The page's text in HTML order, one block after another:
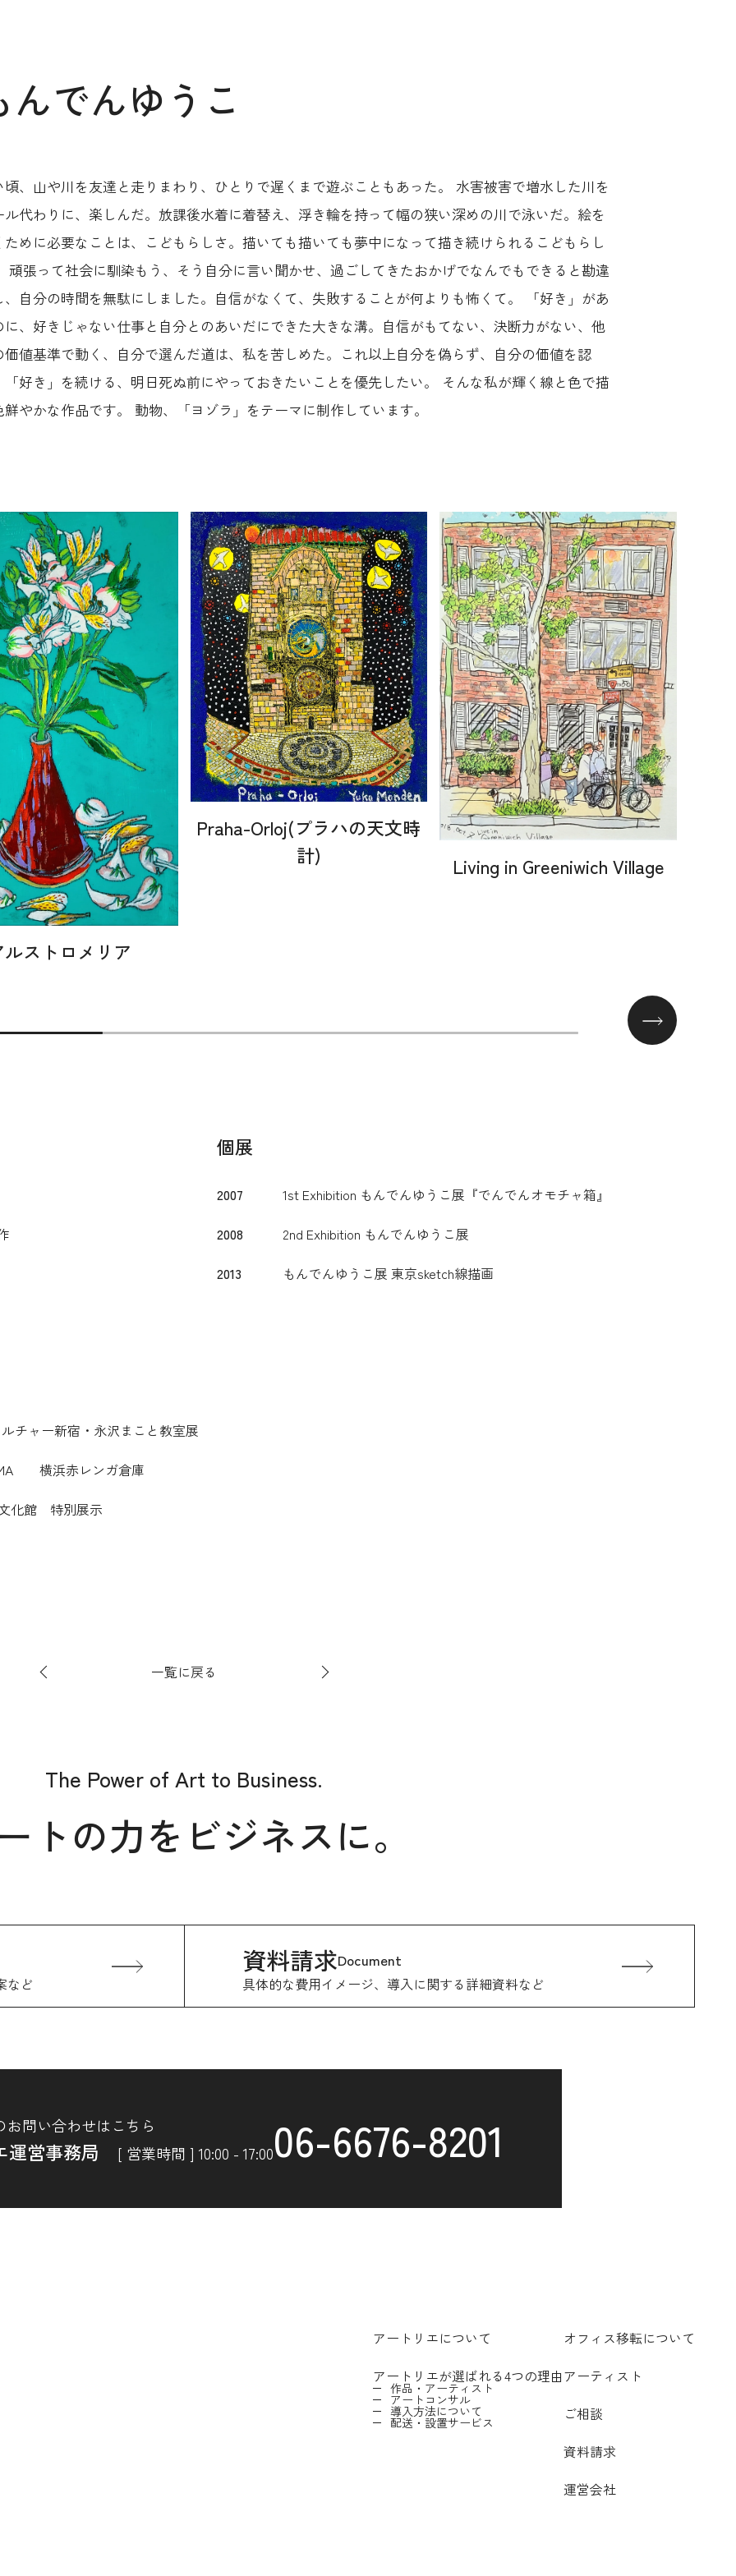
んでんゆうこ
頃、山や川を友達と走りまわり、ひとりで遅くまで遊ぶこともあった。 水害被害で増水した川を
ル代わりに、楽しんだ。放課後水着に着替え、浮き輪を持って幅の狭い深めの川で泳いだ。絵を
ために必要なことは、こどもらしさ。描いても描いても夢中になって描き続けられるこどもらし
頑張って社会に馴染もう、そう自分に言い聞かせ、過ごしてきたおかげでなんでもできると勘違
、自分の時間を無駄にしました。自信がなくて、失敗することが何よりも怖くて。 「好き」があ
に、好きじゃない仕事と自分とのあいだにできた大きな溝。自信がもてない、決断力がない、他
価値基準で動く、自分で選んだ道は、私を苦しめた。これ以上自分を偽らず、自分の価値を認
「好き」を続ける、明日死ぬ前にやっておきたいことを優先したい。 そんな私が輝く線と色で描
鮮やかな作品です。 動物、「ヨゾラ」をテーマに制作しています。
ストロメリア
Praha-Orloj(プラハの天文時
計)
Living in Greeniwich Village
個展
2007
1st Exhibition もんでんゆうこ展『でんでんオモチャ箱』
2008
2nd Exhibition もんでんゆうこ展
2013
もんでんゆうこ展 東京sketch線描画
チャー新宿・永沢まこと教室展
横浜赤レンガ倉庫
文化館 特別展示
一覧に戻る
The Power of Art to Business.
トの力をビジネスに。
など
資料請求Document
具体的な費用イメージ、 導入に関する詳細資料など
お問い合わせはこちら
運営事務局 [ 営業時間 ] 10:00 - 17:0006-6676-8201
アートリエについて
アートリエが選ばれる4つの理由
作品・アーティスト
アートコンサル
導入方法について
配送・設置サービス
オフィス移転について
アーティスト
ご相談
資料請求
運営会社